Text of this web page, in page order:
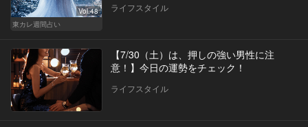
Vol.48
東カレ週間占い
ライフスタイル
【7/30（土）は、押しの強い男性に注
意！】今日の運勢をチェック！
ライフスタイル